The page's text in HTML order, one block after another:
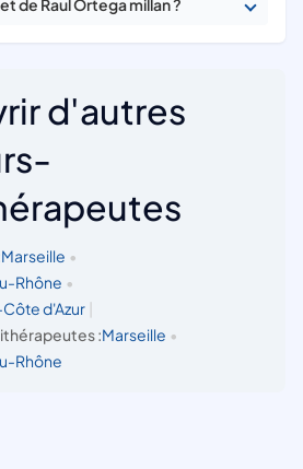
de Raul Ortega millan ?
d'autres
Marseille •
Rhône •
d'Azur
:Marseille •
Rhône